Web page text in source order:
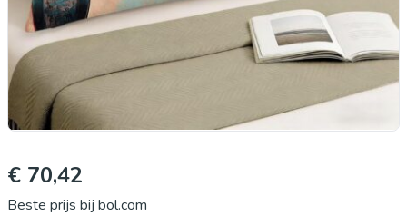
€ 70,42
Beste prijs bij bol.com